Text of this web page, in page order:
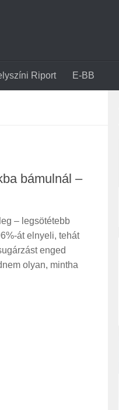
Riport E-BB
bámulnál –
– legsötétebb
át elnyeli, tehát
enged
olyan, mintha